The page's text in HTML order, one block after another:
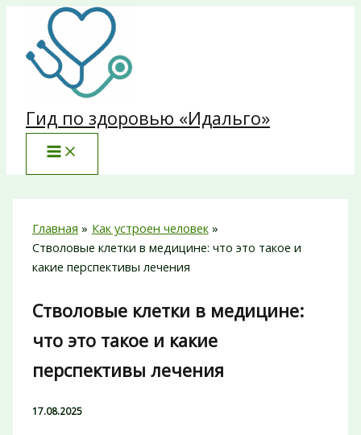
Перейти
содержимому
Гид по здоровью «Идальго»
Главная
Как устроен человек
Стволовые клетки в медицине: что это такое и
какие перспективы лечения
Стволовые клетки в медицине:
что это такое и какие
перспективы лечения
17.08.2025